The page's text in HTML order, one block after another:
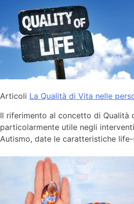
Articoli La Qualità di Vita nelle
Il riferimento al concetto di Qualità
particolarmente utile negli
Autismo, date le caratteristiche